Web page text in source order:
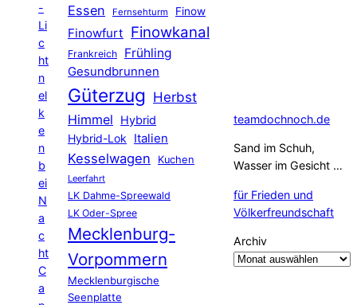
-
Li
c
ht
n
el
k
e
n
b
ei
N
a
c
ht
C
a
Essen Fernsehturm Finow
Finowfurt Finowkanal
Frankreich Frühling
Gesundbrunnen
Güterzug Herbst
Himmel
Hybrid
Hybrid-Lok Italien
Kesselwagen Kuchen
Leerfahrt
LK Dahme-Spreewald
LK Oder-Spree
Mecklenburg-
Vorpommern
Mecklenburgische
Seenplatte
teamdochnoch.de
Sand im Schuh,
Wasser im Gesicht …
für Frieden und
Völkerfreundschaft
Archiv